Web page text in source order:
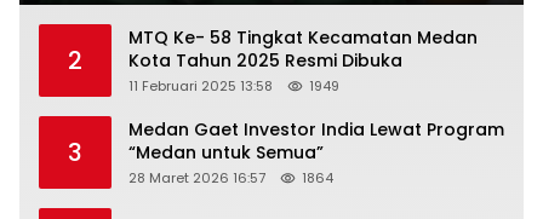
2
MTQ Ke- 58 Tingkat Kecamatan Medan
Kota Tahun 2025 Resmi Dibuka
11 Februari 2025 13:58 1949
3
Medan Gaet Investor India Lewat Program
“Medan untuk Semua”
28 Maret 2026 16:57 1864